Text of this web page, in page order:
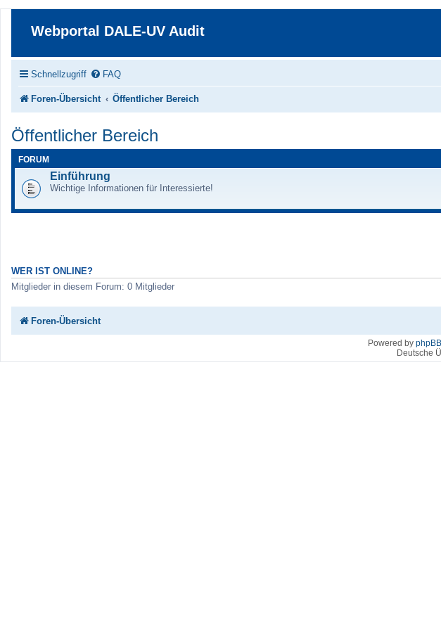
Webportal DALE-UV Audit
Schnellzugriff FAQ
Foren-Übersicht Öffentlicher Bereich
Öffentlicher Bereich
FORUM
Einführung
Wichtige Informationen für Interessierte!
WER IST ONLINE?
Mitglieder in diesem Forum: 0 Mitglieder
Foren-Übersicht
Powered by phpBB
Deutsche